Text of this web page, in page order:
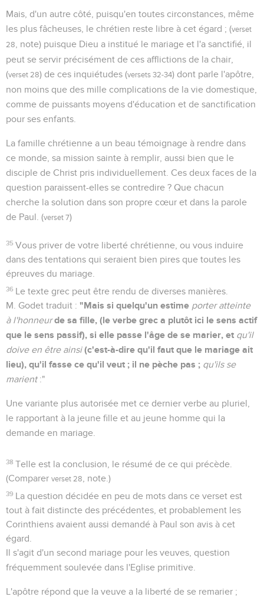
Mais, d'un autre côté, puisqu'en toutes circonstances, même
les plus fâcheuses, le chrétien reste libre à cet égard ; (verset
28
, note) puisque Dieu a institué le mariage et l'a sanctifié, il
peut se servir précisément de ces afflictions de la chair,
(verset 28) de ces inquiétudes (versets 32-34) dont parle l'apôtre,
non moins que des mille complications de la vie domestique,
comme de puissants moyens d'éducation et de sanctification
pour ses enfants.
La famille chrétienne a un beau témoignage à rendre dans
ce monde, sa mission sainte à remplir, aussi bien que le
disciple de Christ pris individuellement. Ces deux faces de la
question paraissent-elles se contredire ? Que chacun
cherche la solution dans son propre cœur et dans la parole
de Paul. (verset 7)
35 Vous priver de votre liberté chrétienne, ou vous induire
dans des tentations qui seraient bien pires que toutes les
épreuves du mariage.
36 Le texte grec peut être rendu de diverses manières.
M. Godet traduit : "Mais si quelqu'un estime porter atteinte
à l'honneur de sa fille, (le verbe grec a plutôt ici le sens actif
que le sens passif), si elle passe l'âge de se marier, et qu'il
doive en être ainsi (c'est-à-dire qu'il faut que le mariage ait
lieu), qu'il fasse ce qu'il veut ; il ne pèche pas ; qu'ils se
marient:"
Une variante plus autorisée met ce dernier verbe au pluriel,
le rapportant à la jeune fille et au jeune homme qui la
demande en mariage.
38 Telle est la conclusion, le résumé de ce qui précède.
(Comparer verset 28 , note.)
39 La question décidée en peu de mots dans ce verset est
tout à fait distincte des précédentes, et probablement les
Corinthiens avaient aussi demandé à Paul son avis à cet
égard.
Il s'agit d'un second mariage pour les veuves, question
fréquemment soulevée dans l'Eglise primitive.
L'apôtre répond que la veuve a la liberté de se remarier ;